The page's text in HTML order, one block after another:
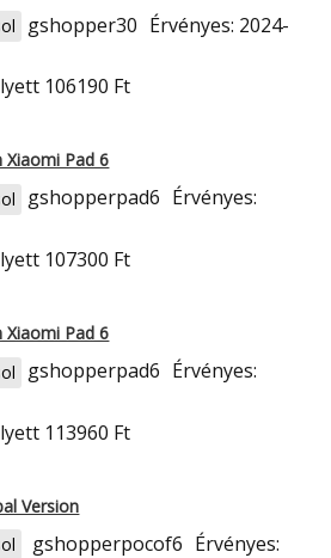
gshopper30 Érvényes: 2024-
106190 Ft
Xiaomi Pad 6
gshopperpad6 Érvényes:
107300 Ft
Xiaomi Pad 6
gshopperpad6 Érvényes:
113960 Ft
Version
gshopperpocof6 Érvényes: